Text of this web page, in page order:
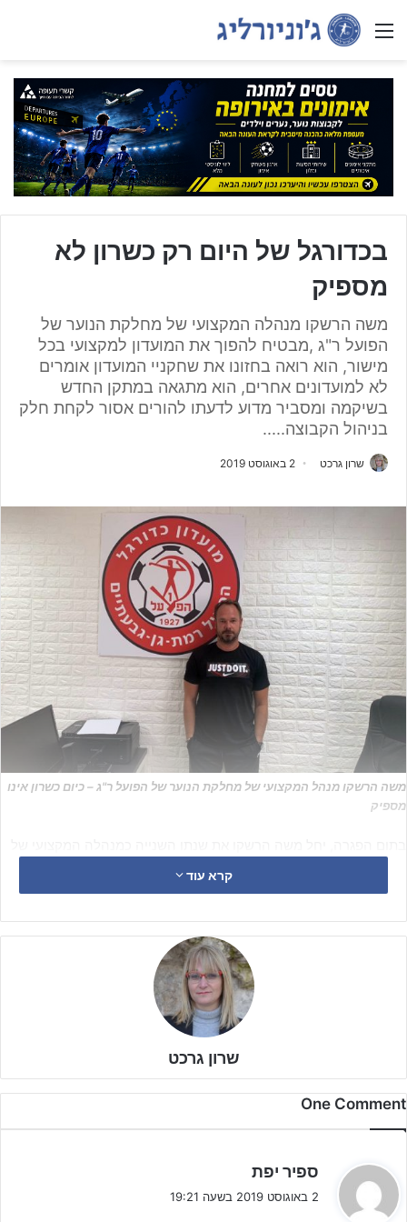
Menu
בכדורגל של היום רק כשרון לא
מספיק
משה הרשקו מנהלה המקצועי של מחלקת הנוער של
הפועל ר"ג ,מבטיח להפוך את המועדון למקצועי בכל
מישור, הוא רואה בחזונו את שחקניי המועדון אומרים
לא למועדונים אחרים, הוא מתגאה במתקן החדש
בשיקמה ומסביר מדוע לדעתו להורים אסור לקחת חלק
בניהול הקבוצה.....
שרון גרכט 2 באוגוסט 2019
משה הרשקו מנהל המקצועי של מחלקת הנוער של הפועל ר"ג – כיום כשרון אינו
מספיק
משה הוא בוגר מחלקת הנוער של מכבי חיפה, בה שימש כקשר קידמי.
הנוער. משם המשיך לטוברוק לשנה אחת כמאמן הנוער, ואת ארבע
השנים הבאות העביר בהפועל כ"ס כשבשנה האחרונה אימן את הבוגרים.
קרא עוד
שרון גרכט
One Comment
ספיר יפת
ג
2 באוגוסט 2019 בשעה 19:21